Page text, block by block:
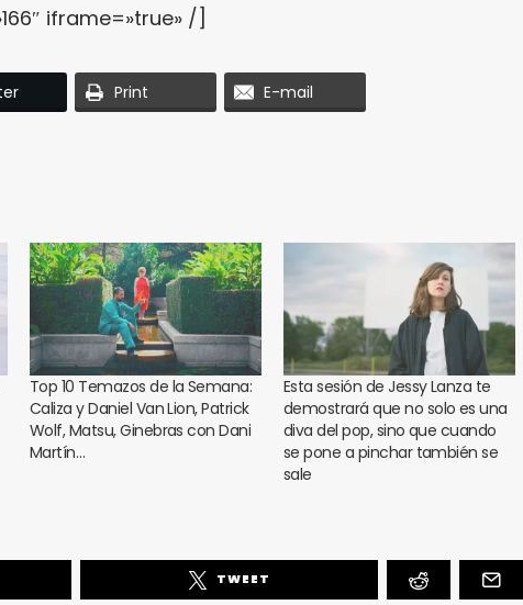
iframe=»true» /]
Print E-mail
Top 10 Temazos de la Semana:
Caliza y Daniel Van Lion, Patrick
Wolf, Matsu, Ginebras con Dani
Martín…
Esta sesión de Jessy Lanza te
demostrará que no solo es una
diva del pop, sino que cuando
se pone a pinchar también se
sale
TWEET